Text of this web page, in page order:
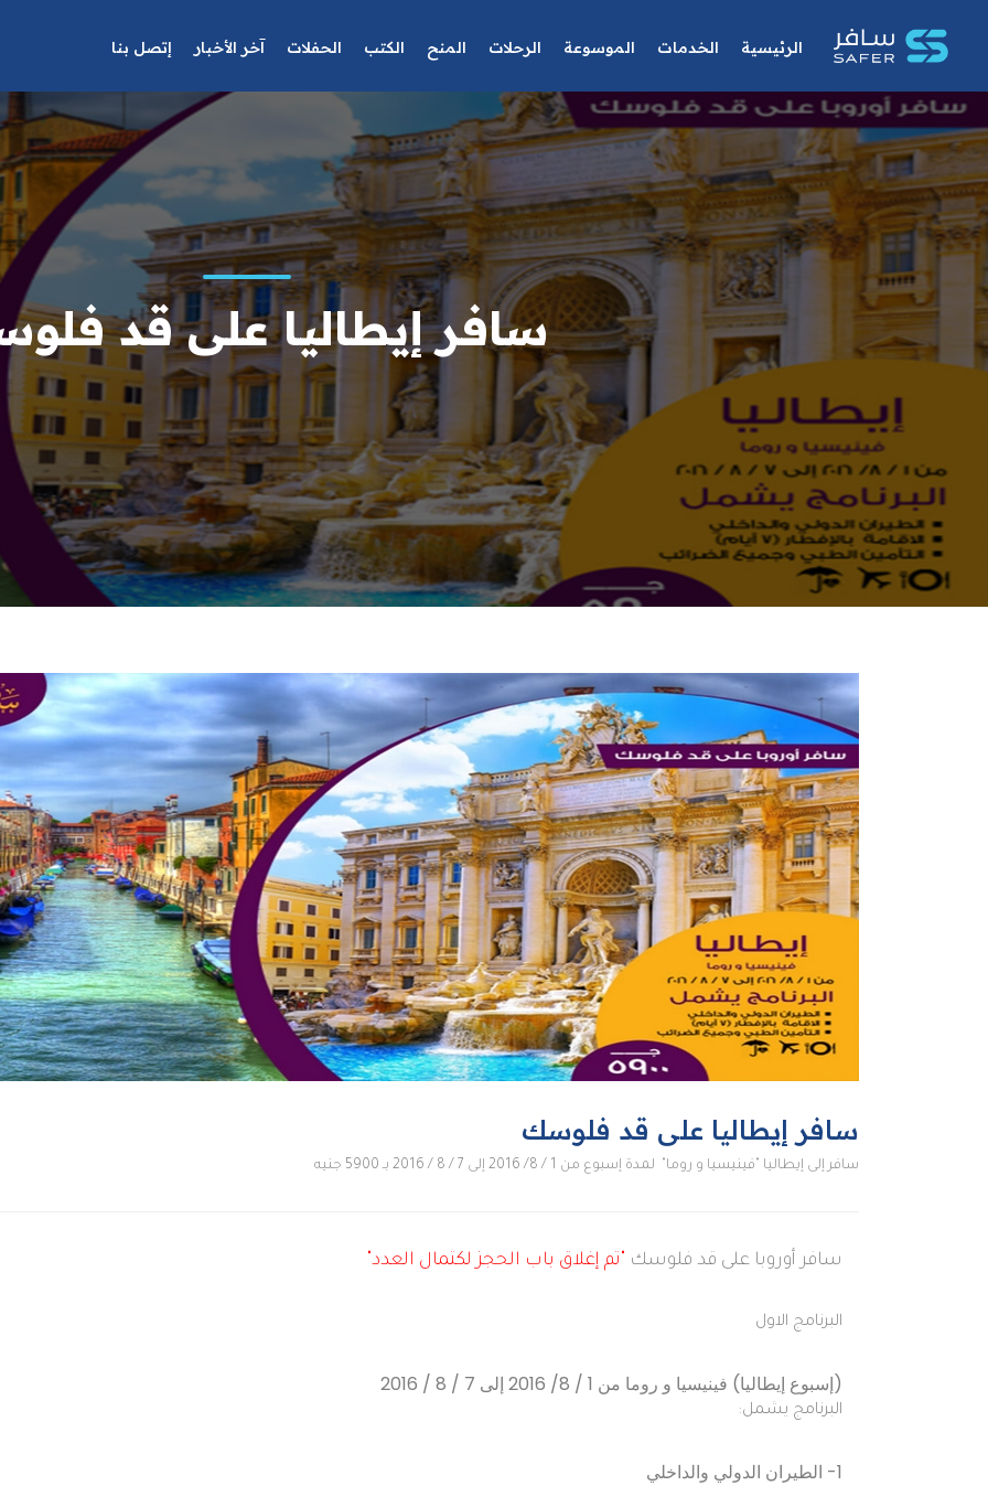
سافر إيطاليا على قد
سافر إيطاليا على قد فلوسك
سافر إلى إيطاليا "فينيسيا و روما" لمدة إسبوع من 1 / 8/ 2016 إلى 7 / 8 / 2016 بـ 5900 جنيه
سافر أوروبا على قد فلوسك "تم إغلاق باب الحجز لكتمال العدد"
البرنامج الاول
(إسبوع إيطاليا) فينيسيا و روما من 1 / 8/ 2016 إلى 7 / 8 / 2016
البرنامج يشمل:
1- الطيران الدولي والداخلي
الرئيسية الخدمات الموسوعة الرحلات المنح الكتب الحفلات آخر الأخبار إتصل بنا